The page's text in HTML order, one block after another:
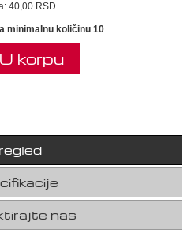
40,00 RSD
minimalnu količinu 10
U korpu
nas